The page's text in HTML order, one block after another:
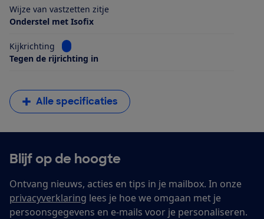
Wijze van vastzetten zitje
Onderstel met Isofix
Kijkrichting
Bekijk informatie voor Kijkrichting
Tegen de rijrichting in
Alle specificaties
Blijf op de hoogte
Ontvang nieuws, acties en tips in je mailbox. In onze
privacyverklaring lees je hoe we omgaan met je
persoonsgegevens en e-mails voor je personaliseren.